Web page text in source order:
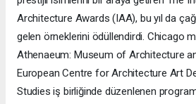
Architecture Awards (IAA), bu yıl da
gelen örneklerini ödüllendirdi. Chicago
Athenaeum: Museum of Architecture
European Centre for Architecture Art
Studies iş birliğinde düzenlenen